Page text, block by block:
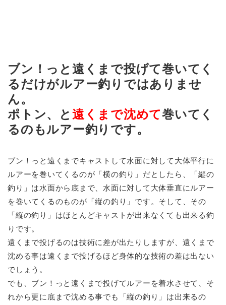
ブン！っと遠くまで投げて巻いてく
るだけがルアー釣りではありませ
ん。
ポトン、と 遠くまで沈めて巻いてく
るのもルアー釣りです。
ブン！っと遠くまでキャストして水面に対して大体平行に
ルアーを巻いてくるのが「横の釣り」だとしたら、「縦の
釣り」は水面から底まで、水面に対して大体垂直にルアー
を巻いてくるのものが「縦の釣り」です。そして、その
「縦の釣り」はほとんどキャストが出来なくても出来る釣
りです。
遠くまで投げるのは技術に差が出たりしますが、遠くまで
沈める事は遠くまで投げるほど身体的な技術の差は出ない
でしょう。
でも、ブン！っと遠くまで投げてルアーを着水させて、そ
れから更に底まで沈める事でも「縦の釣り」は出来るの